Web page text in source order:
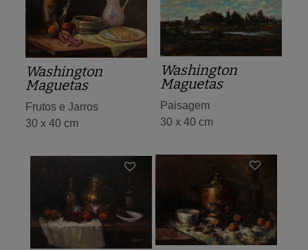
Washington
Maguetas
Frutos e Jarros
30 x 40 cm
Washington
Maguetas
Paisagem
30 x 40 cm